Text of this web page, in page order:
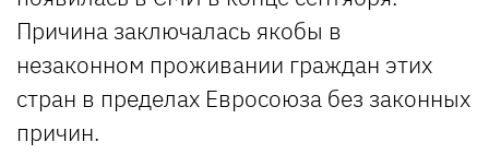
Причина заключалась якобы в
незаконном проживании граждан этих
стран в пределах Евросоюза без законных
причин.